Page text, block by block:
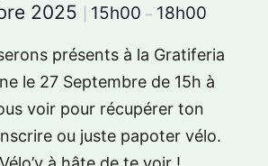
2025 15h00 – 18h00
présents à la Gratiferia
le 27 Septembre de 15h à
voir pour récupérer ton
ou juste papoter vélo.